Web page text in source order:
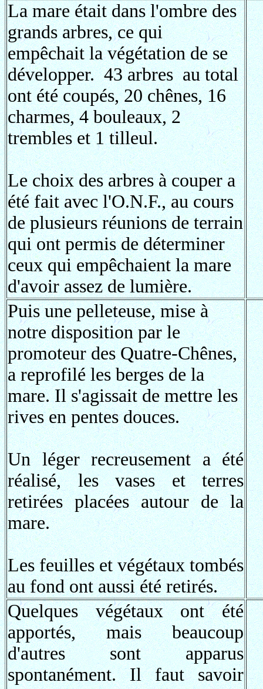
La mare était dans l'ombre des
grands arbres, ce qui
empêchait la végétation de se
développer. 43 arbres au total
ont été coupés, 20 chênes, 16
charmes, 4 bouleaux, 2
trembles et 1 tilleul.
Le choix des arbres à couper a
été fait avec l'O.N.F., au cours
de plusieurs réunions de terrain
qui ont permis de déterminer
ceux qui empêchaient la mare
d'avoir assez de lumière.
Puis une pelleteuse, mise à
notre disposition par le
promoteur des Quatre-Chênes,
a reprofilé les berges de la
mare. Il s'agissait de mettre les
rives en pentes douces.
Un léger recreusement a été
réalisé, les vases et terres
retirées placées autour de la
mare.
Les feuilles et végétaux tombés
au fond ont aussi été retirés.
Quelques végétaux ont été
apportés, mais beaucoup
d'autres sont apparus
spontanément. Il faut savoir